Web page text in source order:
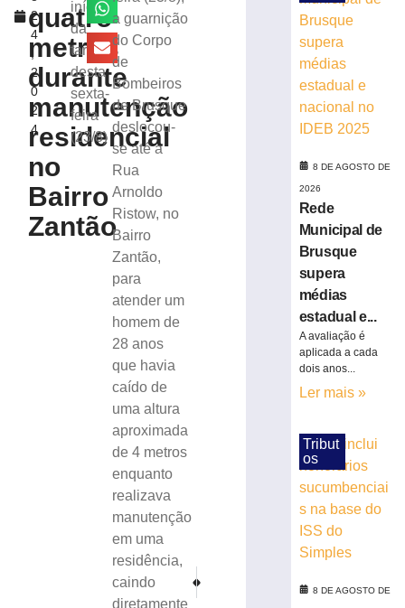
2
4
,
2
0
2
4
quatro
metros
durante
manutenção
residencial
no
Bairro
Zantão
início
da
tarde
desta
sexta-
feira
(23/8)
a guarnição
do Corpo
de
Bombeiros
de Brusque
deslocou-
se até a
Rua
Arnoldo
Ristow, no
Bairro
Zantão,
para
atender um
homem de
28 anos
que havia
caído de
uma altura
aproximada
de 4 metros
enquanto
realizava
manutenção
em uma
residência,
caindo
diretamente
TIJUCAS: Duas pessoas ficam feridas
Vítima de atropelamento é conduzida ao hospital
maconha
Blumenau
(SC)
agosto
tráfico
pouco
mais
dias,
volta
detida
Brusque
8 DE AGOSTO DE
2026
Rede
Municipal de
Brusque
supera
médias
estadual e...
A avaliação é
aplicada a cada
dois anos...
Ler mais »
Tribut
os
8 DE AGOSTO DE